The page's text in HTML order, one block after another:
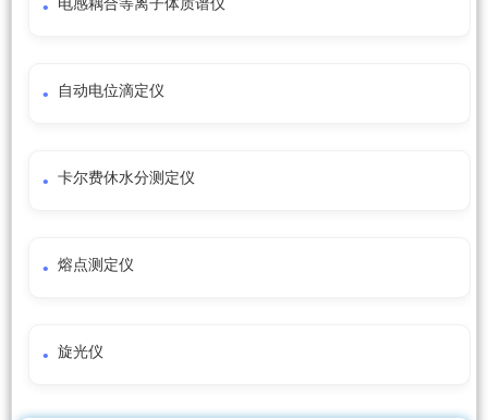
电感耦合等离子体质谱仪
自动电位滴定仪
卡尔费休水分测定仪
熔点测定仪
旋光仪